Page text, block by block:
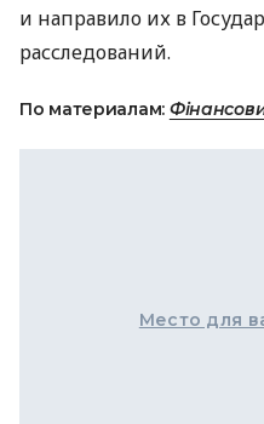
и направило их в
расследований.
По материалам:
Место для